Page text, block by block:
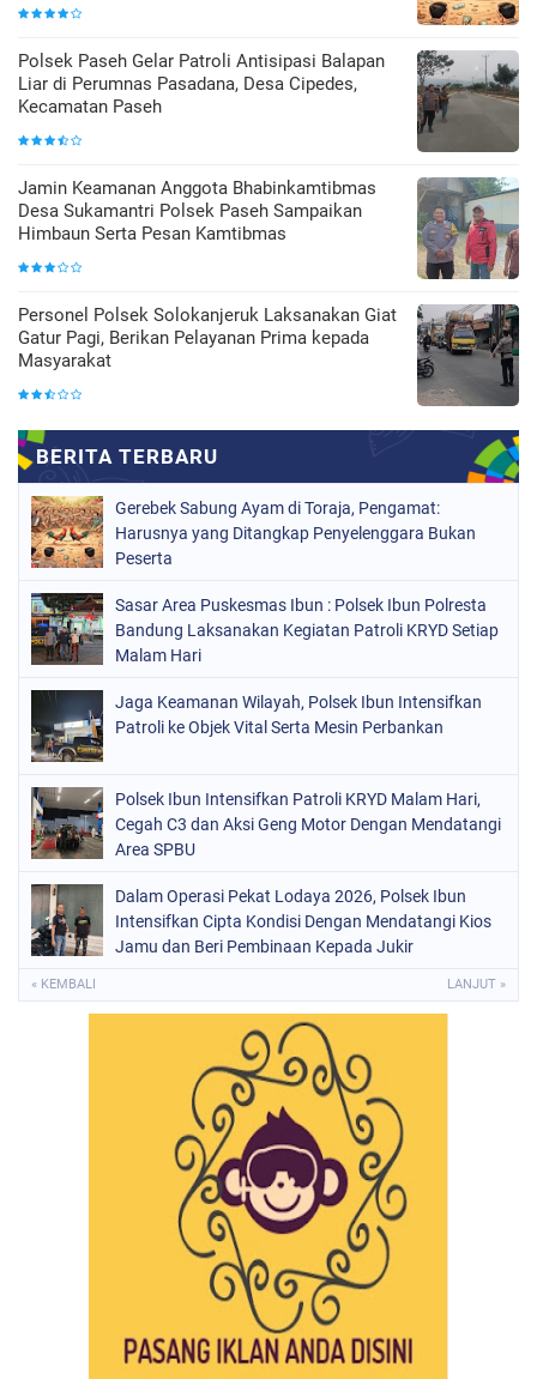
Polsek Paseh Gelar Patroli Antisipasi Balapan
Liar di Perumnas Pasadana, Desa Cipedes,
Kecamatan Paseh
Jamin Keamanan Anggota Bhabinkamtibmas
Desa Sukamantri Polsek Paseh Sampaikan
Himbaun Serta Pesan Kamtibmas
Personel Polsek Solokanjeruk Laksanakan Giat
Gatur Pagi, Berikan Pelayanan Prima kepada
Masyarakat
Gerebek Sabung Ayam di Toraja, Pengamat:
Harusnya yang Ditangkap Penyelenggara Bukan
Peserta
Sasar Area Puskesmas Ibun : Polsek Ibun Polresta
Bandung Laksanakan Kegiatan Patroli KRYD Setiap
Malam Hari
Jaga Keamanan Wilayah, Polsek Ibun Intensifkan
Patroli ke Objek Vital Serta Mesin Perbankan
Polsek Ibun Intensifkan Patroli KRYD Malam Hari,
Cegah C3 dan Aksi Geng Motor Dengan Mendatangi
Area SPBU
Dalam Operasi Pekat Lodaya 2026, Polsek Ibun
Intensifkan Cipta Kondisi Dengan Mendatangi Kios
Jamu dan Beri Pembinaan Kepada Jukir
« KEMBALI LANJUT »